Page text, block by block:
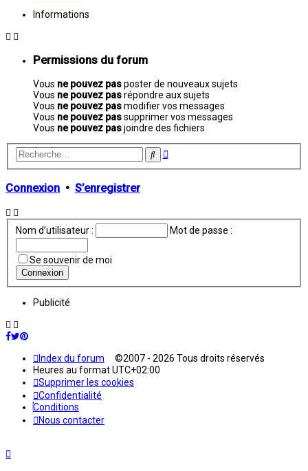
Informations
Permissions du forum
Vous ne pouvez pasposter de nouveaux sujets
Vous ne pouvez pasrépondre aux sujets
Vous ne pouvez pasmodifier vos messages
Vous ne pouvez passupprimer vos messages
Vous ne pouvez pasjoindre des fichiers
Rechercher
Recherche
Connexion • S’enregistrer
Nom d’utilisateur : Mot de passe :
Se souvenir de moi
Publicité
Index du forum ©2007 - 2026 Tous droits réservés
Heures au formatUTC+02:00
Supprimer les cookies
Confidentialité
Conditions
Nous contacter